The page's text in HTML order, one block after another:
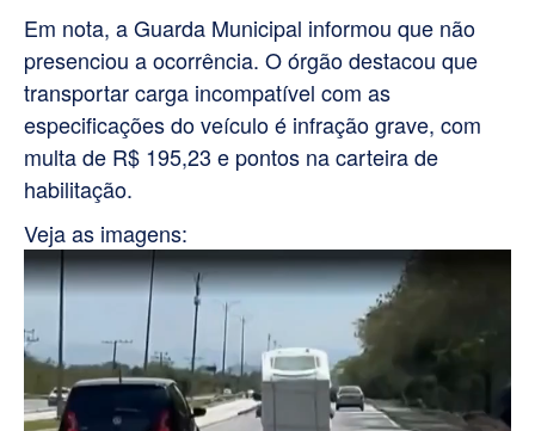
Em nota, a Guarda Municipal informou que não
presenciou a ocorrência. O órgão destacou que
transportar carga incompatível com as
especificações do veículo é infração grave, com
multa de R$ 195,23 e pontos na carteira de
habilitação.
Veja as imagens:
Tocador
de
vídeo